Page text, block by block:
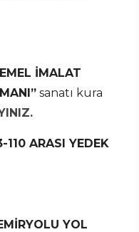
İMALAT
sanatı kura
ARASI YEDEK
YOL